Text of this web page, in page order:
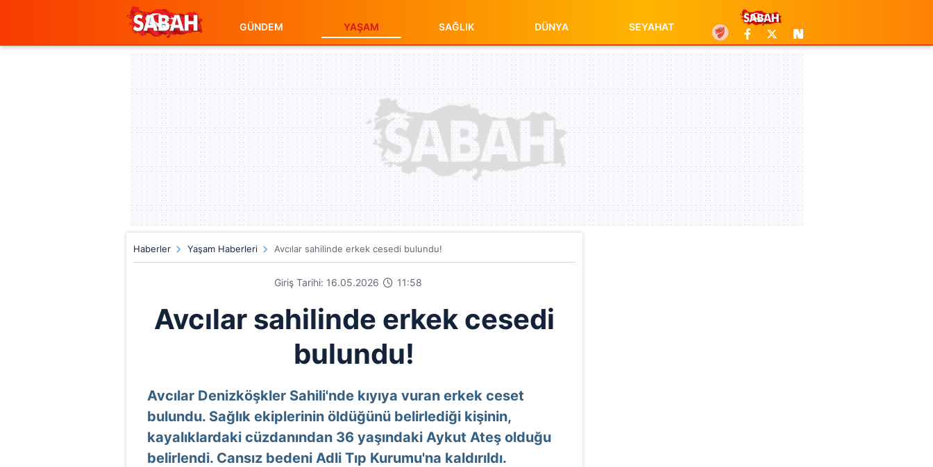
GÜNDEM YAŞAM SAĞLIK DÜNYA SEYAHAT
Haberler Yaşam Haberleri Avcılar sahilinde erkek cesedi bulundu!
Giriş Tarihi: 16.05.2026 11:58
Avcılar sahilinde erkek cesedi
bulundu!
Avcılar Denizköşkler Sahili'nde kıyıya vuran erkek ceset
bulundu. Sağlık ekiplerinin öldüğünü belirlediği kişinin,
kayalıklardaki cüzdanından 36 yaşındaki Aykut Ateş olduğu
belirlendi. Cansız bedeni Adli Tıp Kurumu'na kaldırıldı.